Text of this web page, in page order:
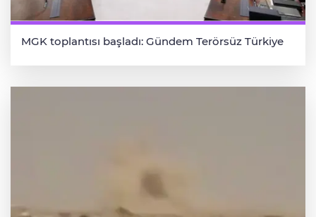
MGK toplantısı başladı: Gündem Terörsüz Türkiye